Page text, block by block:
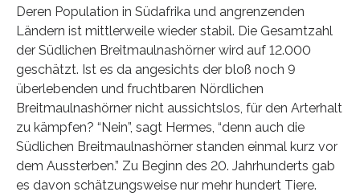
Deren Population in Südafrika und angrenzenden
Ländern ist mittlerweile wieder stabil. Die Gesamtzahl
der Südlichen Breitmaulnashörner wird auf 12.000
geschätzt. Ist es da angesichts der bloß noch 9
überlebenden und fruchtbaren Nördlichen
Breitmaulnashörner nicht aussichtslos, für den Arterhalt
zu kämpfen? “Nein”, sagt Hermes, “denn auch die
Südlichen Breitmaulnashörner standen einmal kurz vor
dem Aussterben.” Zu Beginn des 20. Jahrhunderts gab
es davon schätzungsweise nur mehr hundert Tiere.